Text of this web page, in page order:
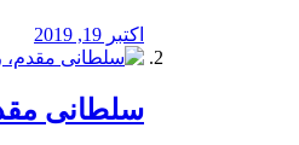
اکتبر 19, 2019
سلطانی